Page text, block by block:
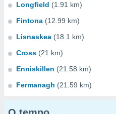
Longfield (1.91 km)
Fintona (12.99 km)
Lisnaskea (18.1 km)
Cross (21 km)
Enniskillen (21.58 km)
Fermanagh (21.59 km)